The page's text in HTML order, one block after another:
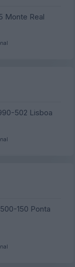
Monte Real
502 Lisboa
150 Ponta